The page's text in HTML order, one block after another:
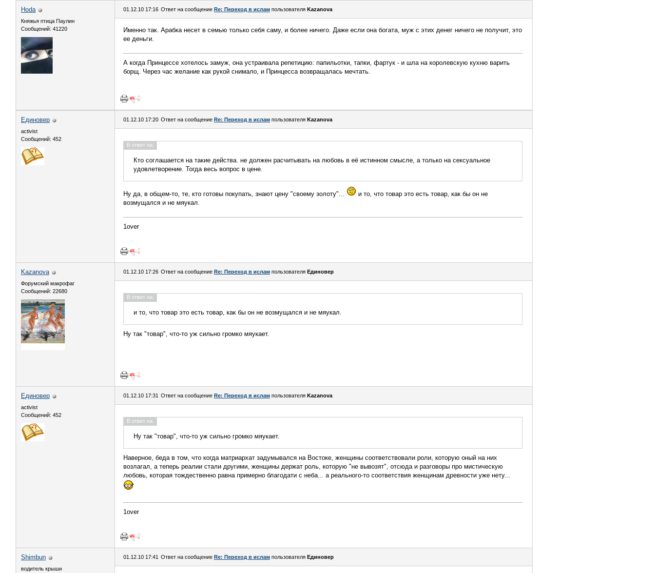
Hoda
Княжья птица Паулин
Сообщений: 41220
01.12.10 17:16 Ответ на сообщение Re: Переход в ислам пользователя Kazanova
Именно так. Арабка несет в семью только себя саму, и более ничего. Даже если она богата, муж с этих денег ничего не получит, это
ее деньги.
А когда Принцессе хотелось замуж, она устраивала репетицию: папильотки, тапки, фартук - и шла на королевскую кухню варить
борщ. Через час желание как рукой снимало, и Принцесса возвращалась мечтать.
Единовер
activist
Сообщений: 452
01.12.10 17:20 Ответ на сообщение Re: Переход в ислам пользователя Kazanova
В ответ на:
Кто соглашается на такие действа. не должен расчитывать на любовь в её истинном смысле, а только на сексуальное
удовлетворение. Тогда весь вопрос в цене.
Ну да, в общем-то, те, кто готовы покупать, знают цену "своему золоту"...
и то, что товар это есть товар, как бы он не
возмущался и не мяукал.
1over
Kazanova
Форумский макрофаг
Сообщений: 22680
01.12.10 17:26 Ответ на сообщение Re: Переход в ислам пользователя Единовер
В ответ на:
и то, что товар это есть товар, как бы он не возмущался и не мяукал.
Ну так "товар", что-то уж сильно громко мяукает.
Единовер
activist
Сообщений: 452
01.12.10 17:31 Ответ на сообщение Re: Переход в ислам пользователя Kazanova
В ответ на:
Ну так "товар", что-то уж сильно громко мяукает.
Наверное, беда в том, что когда матриархат задумывался на Востоке, женщины соответствовали роли, которую оный на них
возлагал, а теперь реалии стали другими, женщины держат роль, которую "не вывозят", отсюда и разговоры про мистическую
любовь, которая тождественно равна примерно благодати с неба... а реального-то соответствия женщинам древности уже нету...
1over
Shimbun
водитель крыши
01.12.10 17:41 Ответ на сообщение Re: Переход в ислам пользователя Единовер